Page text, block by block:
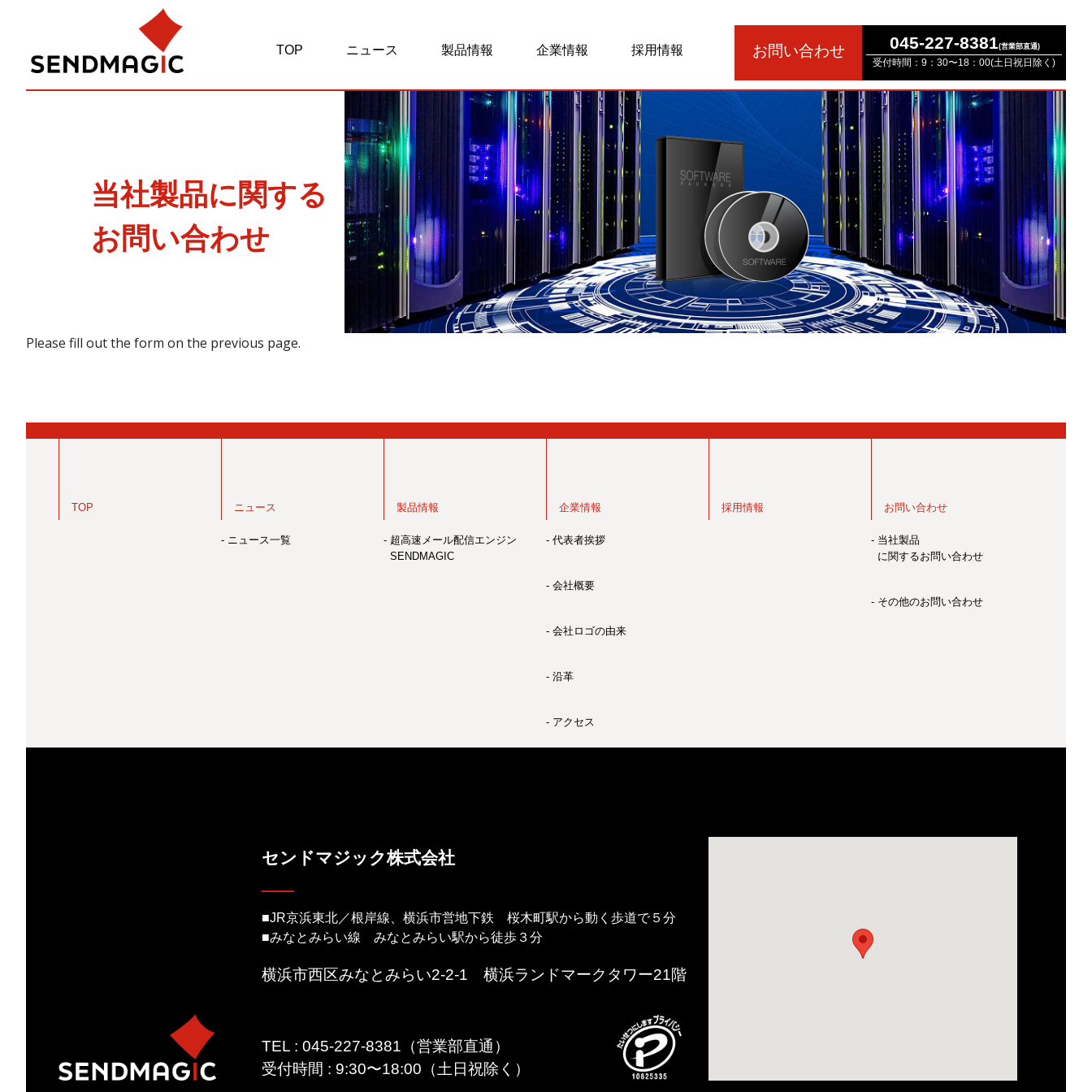
TOP ニュース 製品情報 企業情報 採用情報 お問い合わせ 045-227-8381(営業部直通)
受付時間：9：30〜18：00(土日祝日除く)
当社製品に関する
お問い合わせ
Please fill out the form on the previous page.
TOP ニュース 製品情報 企業情報 採用情報 お問い合わせ
- ニュース一覧
- 超高速メール配信エンジン
SENDMAGIC
- 代表者挨拶
- 会社概要
- 会社ロゴの由来
- 沿革
- アクセス
- 当社製品
に関するお問い合わせ
- その他のお問い合わせ
センドマジック株式会社
■JR京浜東北／根岸線、横浜市営地下鉄 桜木町駅から動く歩道で５分
■みなとみらい線 みなとみらい駅から徒歩３分
横浜市西区みなとみらい2-2-1 横浜ランドマークタワー21階
TEL : 045-227-8381（営業部直通）
受付時間 : 9:30〜18:00（土日祝除く）